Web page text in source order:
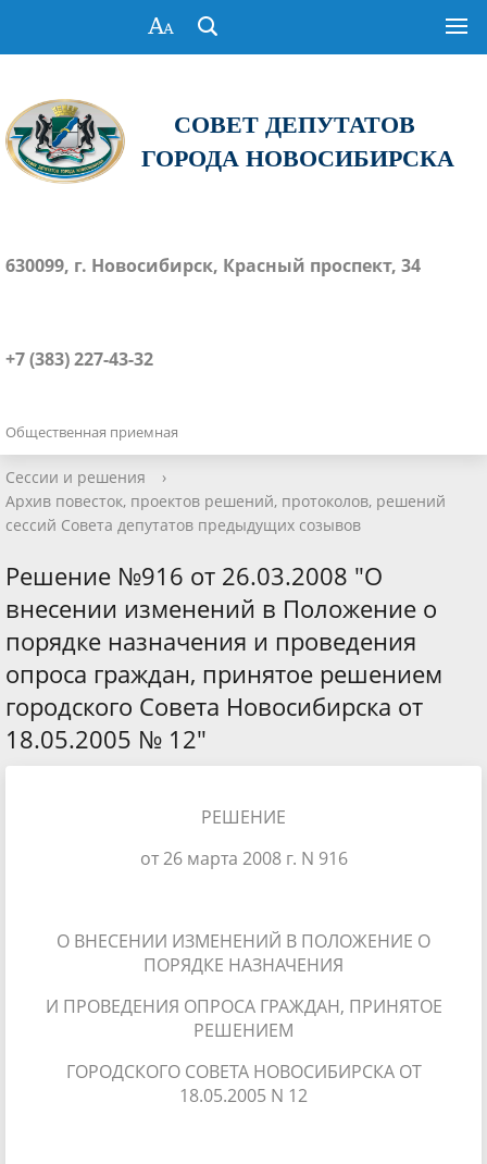
СОВЕТ ДЕПУТАТОВ
ГОРОДА НОВОСИБИРСКА
630099, г. Новосибирск, Красный проспект, 34
+7 (383) 227-43-32
Общественная приемная
Сессии и решения
›
Архив повесток, проектов решений, протоколов, решений
сессий Совета депутатов предыдущих созывов
Решение №916 от 26.03.2008 "О
внесении изменений в Положение о
порядке назначения и проведения
опроса граждан, принятое решением
городского Совета Новосибирска от
18.05.2005 № 12"
РЕШЕНИЕ
от 26 марта 2008 г. N 916
О ВНЕСЕНИИ ИЗМЕНЕНИЙ В ПОЛОЖЕНИЕ О
ПОРЯДКЕ НАЗНАЧЕНИЯ
И ПРОВЕДЕНИЯ ОПРОСА ГРАЖДАН, ПРИНЯТОЕ
РЕШЕНИЕМ
ГОРОДСКОГО СОВЕТА НОВОСИБИРСКА ОТ
18.05.2005 N 12